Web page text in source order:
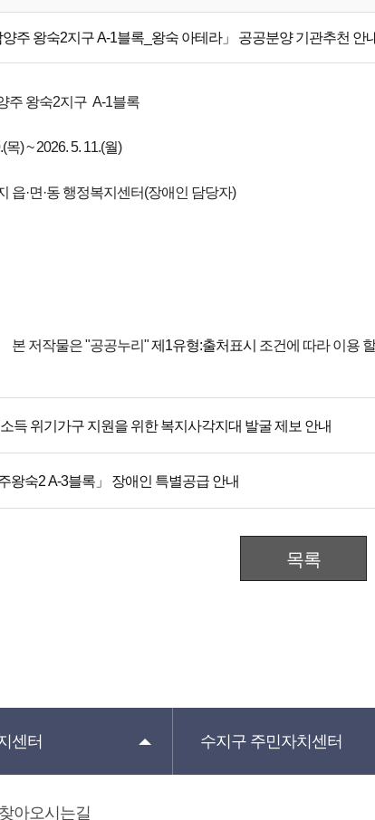
주 왕숙2지구 A-1블록_왕숙 아테라」 공공분양 기관추천 안
주 왕숙2지구 A-1블록
목) ~ 2026. 5. 11.(월)
읍·면·동 행정복지센터(장애인 담당자)
본 저작물은 "공공누리"제1유형:출처표시 조건에 따라 이용
득 위기가구 지원을 위한 복지사각지대 발굴 제보 안내
왕숙2 A-3블록」 장애인 특별공급 안내
목록
센터 수지구 주민자치센터
찾아오시는길